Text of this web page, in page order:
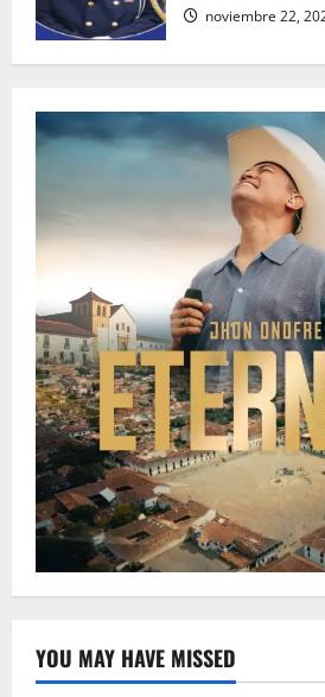
noviembre 22,
YOU MAY HAVE MISSED